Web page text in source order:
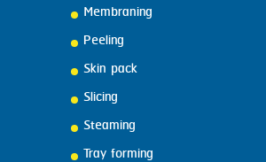
Membraning
Peeling
Skin pack
Slicing
Steaming
Tray forming